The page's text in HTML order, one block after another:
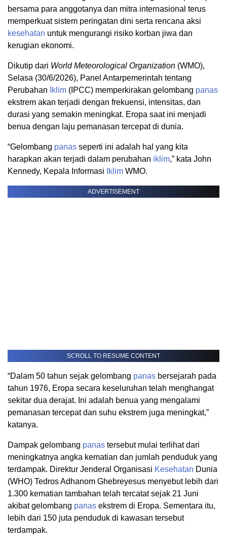
bersama para anggotanya dan mitra internasional terus
memperkuat sistem peringatan dini serta rencana aksi
kesehatan untuk mengurangi risiko korban jiwa dan
kerugian ekonomi.
Dikutip dari World Meteorological Organization (WMO),
Selasa (30/6/2026), Panel Antarpemerintah tentang
Perubahan
Iklim (IPCC) memperkirakan gelombang panas
ekstrem akan terjadi dengan frekuensi, intensitas, dan
durasi yang semakin meningkat. Eropa saat ini menjadi
benua dengan laju pemanasan tercepat di dunia.
“Gelombang panas seperti ini adalah hal yang kita
harapkan akan terjadi dalam perubahan iklim,” kata John
Kennedy, Kepala Informasi
Iklim WMO.
ADVERTISEMENT
SCROLL TO RESUME CONTENT
“Dalam 50 tahun sejak gelombang panas bersejarah pada
tahun 1976, Eropa secara keseluruhan telah menghangat
sekitar dua derajat. Ini adalah benua yang mengalami
pemanasan tercepat dan suhu ekstrem juga meningkat,”
katanya.
Dampak gelombang panas tersebut mulai terlihat dari
meningkatnya angka kematian dan jumlah penduduk yang
terdampak. Direktur Jenderal Organisasi Kesehatan Dunia
(WHO) Tedros Adhanom Ghebreyesus menyebut lebih dari
1.300 kematian tambahan telah tercatat sejak 21 Juni
akibat gelombang panas ekstrem di Eropa. Sementara itu,
lebih dari 150 juta penduduk di kawasan tersebut
terdampak.